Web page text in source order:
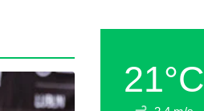
21°C